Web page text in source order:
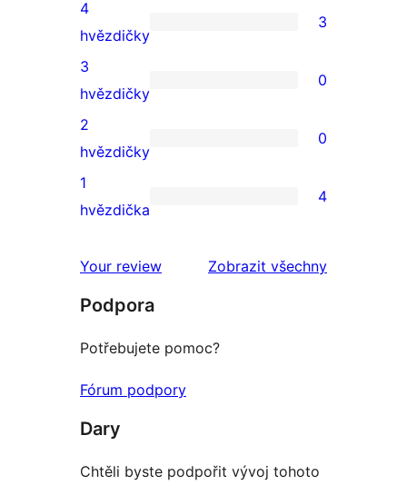
hodnocení
3
4hvězdičkové
hodnocení
4
hvězdičky
3
0
3hvězdičkové
hodnocení
3
hvězdičky
0
0
2hvězdičkové
hodnocení
2
hvězdičky
0
4
hodnocení
1
hvězdička
4
Your review
Zobrazit všechny
Podpora
Potřebujete pomoc?
Fórum podpory
Dary
Chtěli byste podpořit vývoj tohoto